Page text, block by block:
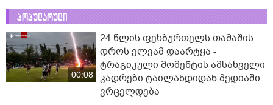
პოპულარული
00:08
24 წლის ფეხბურთელს თამაშის
დროს ელვამ დაარტყა -
ტრაგიკული მომენტის ამსახველი
კადრები ტაილანდიდან მედიაში
ვრცელდება